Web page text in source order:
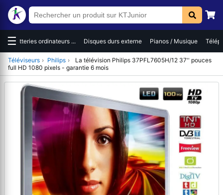
☰Batteries ordinateurs ... Disques durs externe Pianos / Musique
Téléviseurs › Philips ›
La télévision Philips 37PFL7605H/12 37'' pouces
full HD 1080 pixels - garantie 6 mois